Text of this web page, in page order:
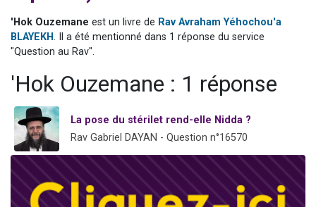
Il reste 49 places pour étudier en groupe sur Zoom
Eva vient de donner son Maasser
'Hok Ouzemane est un livre de Rav Avraham Yéhochou'a
BLAYEKH. Il a été mentionné dans 1 réponse du service
"Question au Rav".
'Hok Ouzemane : 1 réponse
La pose du stérilet rend-elle Nidda ?
Rav Gabriel DAYAN - Question n°16570